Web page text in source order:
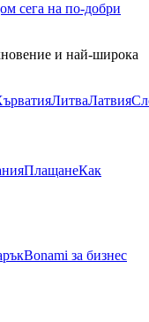
сега на по-добри
и най-широка
ЛитваЛатвия
ПлащанеКак
Bonami за бизнес